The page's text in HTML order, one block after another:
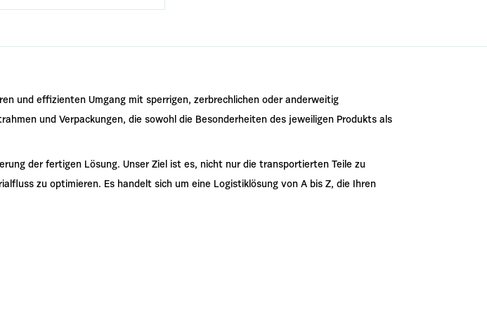
und effizienten Umgang mit sperrigen, zerbrechlichen oder anderweitig
und Verpackungen, die sowohl die Besonderheiten des jeweiligen Produkts als
der fertigen Lösung. Unser Ziel ist es, nicht nur die transportierten Teile zu
zu optimieren. Es handelt sich um eine Logistiklösung von A bis Z, die Ihren